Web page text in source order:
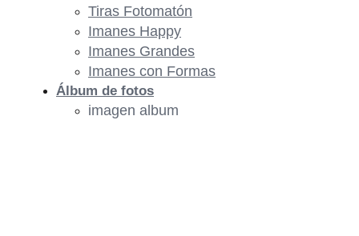
Tiras Fotomatón
Imanes Happy
Imanes Grandes
Imanes con Formas
Álbum de fotos
imagen album